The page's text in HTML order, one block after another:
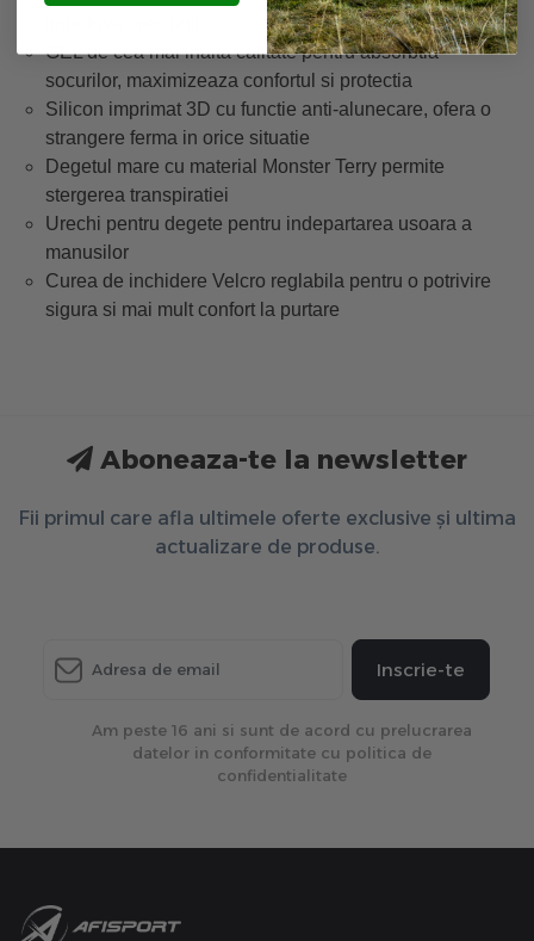
GEL de cea mai inalta calitate pentru absorbtia
socurilor, maximizeaza confortul si protectia
Silicon imprimat 3D cu functie anti-alunecare, ofera o
strangere ferma in orice situatie
Degetul mare cu material Monster Terry permite
stergerea transpiratiei
Urechi pentru degete pentru indepartarea usoara a
manusilor
Curea de inchidere Velcro reglabila pentru o potrivire
sigura si mai mult confort la purtare
Aboneaza-te la newsletter
Fii primul care afla ultimele oferte exclusive și ultima
actualizare de produse.
Inscrie-te
Am peste 16 ani si sunt de acord cu prelucrarea
datelor in conformitate cu politica de
confidentialitate